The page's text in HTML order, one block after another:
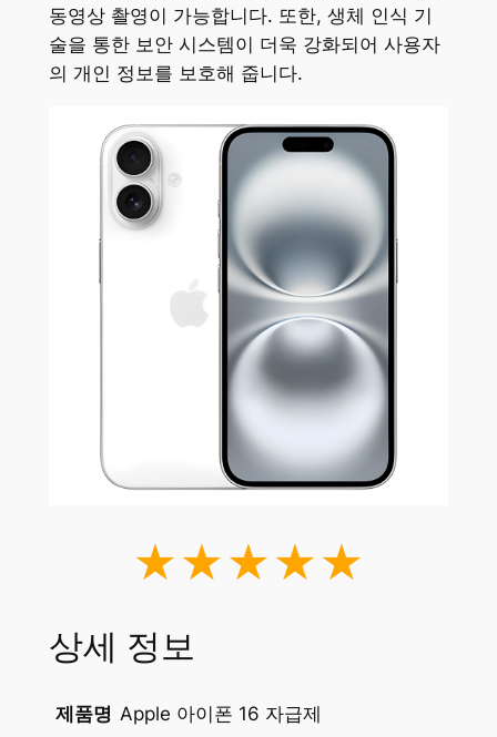
동영상 촬영이 가능합니다. 또한, 생체 인식 기
술을 통한 보안 시스템이 더욱 강화되어 사용자
의 개인 정보를 보호해 줍니다.
★★★★★
상세 정보
제품명 Apple 아이폰 16 자급제